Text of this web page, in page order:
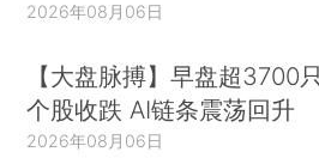
2026年08月06日
【大盘脉搏】早盘超3700只
个股收跌 AI链条震荡回升
2026年08月06日